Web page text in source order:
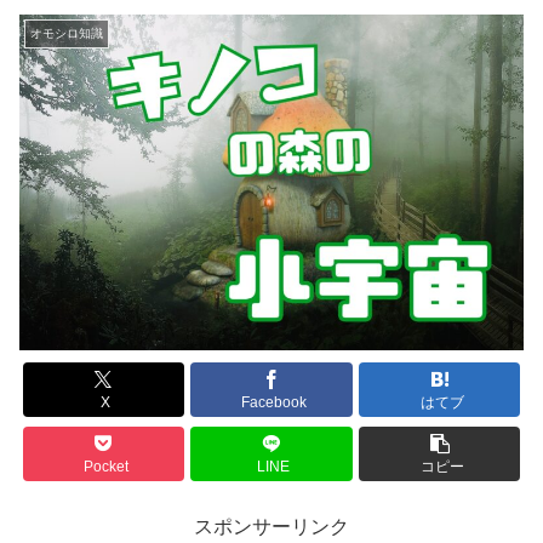
オモシロ知識
X Facebook はてブ
Pocket LINE コピー
スポンサーリンク